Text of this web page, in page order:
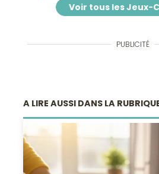
Voir tous les Jeux-
PUBLICITÉ
A LIRE AUSSI DANS LA